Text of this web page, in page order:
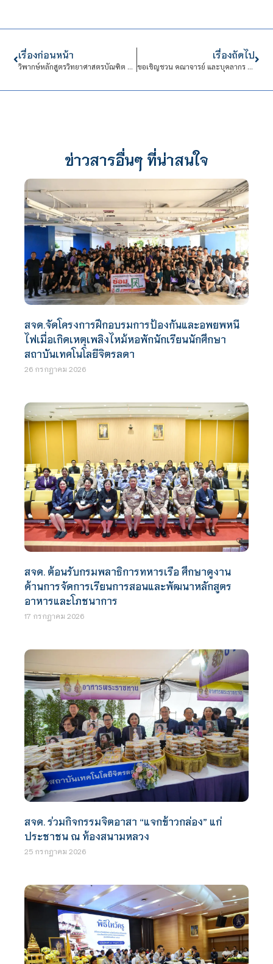
เรื่องก่อนหน้า
วิพากษ์หลักสูตรวิทยาศาสตรบัณฑิต สาขาวิชาเทคโนโลยีเกษตรนวัต
เรื่องถัดไป
ขอเชิญชวน คณาจารย์ และบุคลากร เข้าร่วมกิจกรรมแลกเปลี่ยนเรียนรู้ (KM) ในหัวข้อ “ความปลอดภัยในการทำงาน”
ข่าวสารอื่นๆ ที่น่าสนใจ
สจด.จัดโครงการฝึกอบรมการป้องกันและอพยพหนี
ไฟเมื่อเกิดเหตุเพลิงไหม้หอพักนักเรียนนักศึกษา
สถาบันเทคโนโลยีจิตรลดา
26 กรกฎาคม 2026
สจด. ต้อนรับกรมพลาธิการทหารเรือ ศึกษาดูงาน
ด้านการจัดการเรียนการสอนและพัฒนาหลักสูตร
อาหารและโภชนาการ
17 กรกฎาคม 2026
สจด. ร่วมกิจกรรมจิตอาสา “แจกข้าวกล่อง” แก่
ประชาชน ณ ท้องสนามหลวง
25 กรกฎาคม 2026